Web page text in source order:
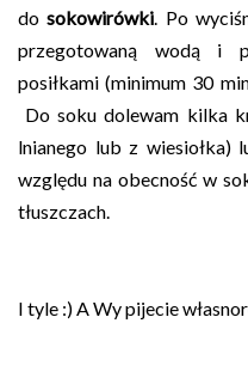
dosokowirówki. Po
przegotowaną wodą i
posiłkami (minimum 30
Do soku dolewam kilka
lnianego lub z wiesiołka)
względu na obecność w
tłuszczach.
I tyle :) A Wy pijecie